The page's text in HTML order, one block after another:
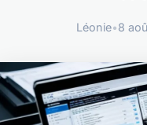
Léonie•8